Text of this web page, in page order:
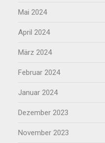
Mai 2024
April 2024
März 2024
Februar 2024
Januar 2024
Dezember 2023
November 2023